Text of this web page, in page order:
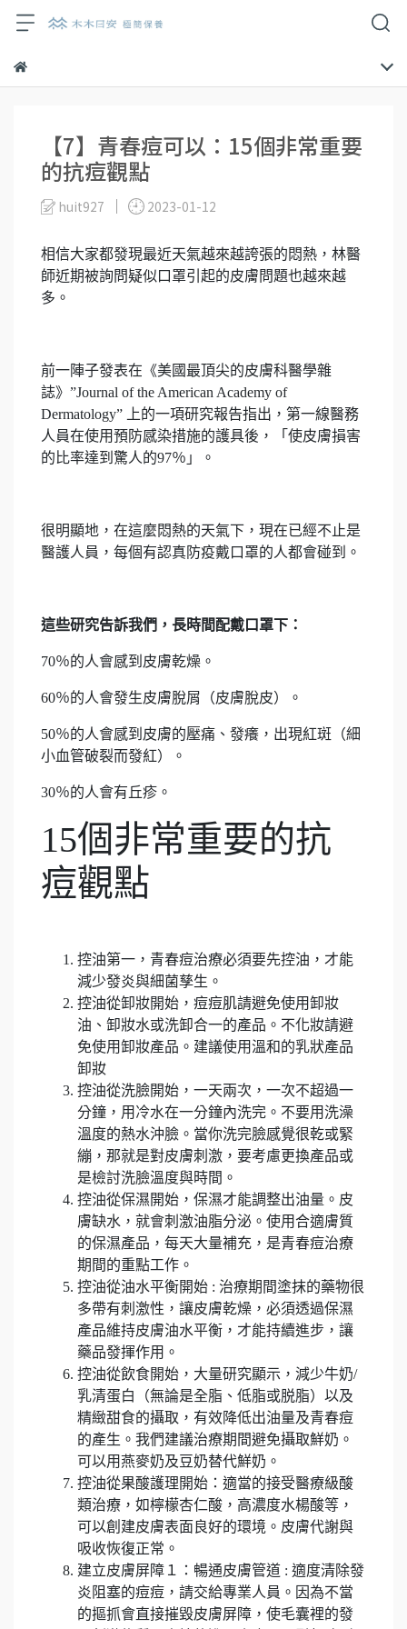
【7】青春痘可以：15個非常重要
的抗痘觀點
huit927 2023-01-12
相信大家都發現最近天氣越來越誇張的悶熱，林醫
師近期被詢問疑似口罩引起的皮膚問題也越來越
多。
前一陣子發表在《美國最頂尖的皮膚科醫學雜
誌》”Journal of the American Academy of
Dermatology” 上的一項研究報告指出，第一線醫務
人員在使用預防感染措施的護具後，「使皮膚損害
的比率達到驚人的97％」。
很明顯地，在這麼悶熱的天氣下，現在已經不止是
醫護人員，每個有認真防疫戴口罩的人都會碰到。
這些研究告訴我們，長時間配戴口罩下：
70％的人會感到皮膚乾燥。
60％的人會發生皮膚脫屑（皮膚脫皮）。
50％的人會感到皮膚的壓痛、發癢，出現紅斑（細
小血管破裂而發紅）。
30％的人會有丘疹。
15個非常重要的抗
痘觀點
控油第一，青春痘治療必須要先控油，才能
減少發炎與細菌孳生。
控油從卸妝開始，痘痘肌請避免使用卸妝
油、卸妝水或洗卸合一的產品。不化妝請避
免使用卸妝產品。建議使用溫和的乳狀產品
卸妝
控油從洗臉開始，一天兩次，一次不超過一
分鐘，用冷水在一分鐘內洗完。不要用洗澡
溫度的熱水沖臉。當你洗完臉感覺很乾或緊
繃，那就是對皮膚刺激，要考慮更換產品或
是檢討洗臉溫度與時間。
控油從保濕開始，保濕才能調整出油量。皮
膚缺水，就會刺激油脂分泌。使用合適膚質
的保濕產品，每天大量補充，是青春痘治療
期間的重點工作。
控油從油水平衡開始 : 治療期間塗抹的藥物很
多帶有刺激性，讓皮膚乾燥，必須透過保濕
產品維持皮膚油水平衡，才能持續進步，讓
藥品發揮作用。
控油從飲食開始，大量研究顯示，減少牛奶/
乳清蛋白（無論是全脂、低脂或脱脂）以及
精緻甜食的攝取，有效降低出油量及青春痘
的產生。我們建議治療期間避免攝取鮮奶。
可以用燕麥奶及豆奶替代鮮奶。
控油從果酸護理開始：適當的接受醫療級酸
類治療，如檸檬杏仁酸，高濃度水楊酸等，
可以創建皮膚表面良好的環境。皮膚代謝與
吸收恢復正常。
建立皮膚屏障１：暢通皮膚管道 : 適度清除發
炎阻塞的痘痘，請交給專業人員。因為不當
的摳抓會直接摧毀皮膚屏障，使毛囊裡的發